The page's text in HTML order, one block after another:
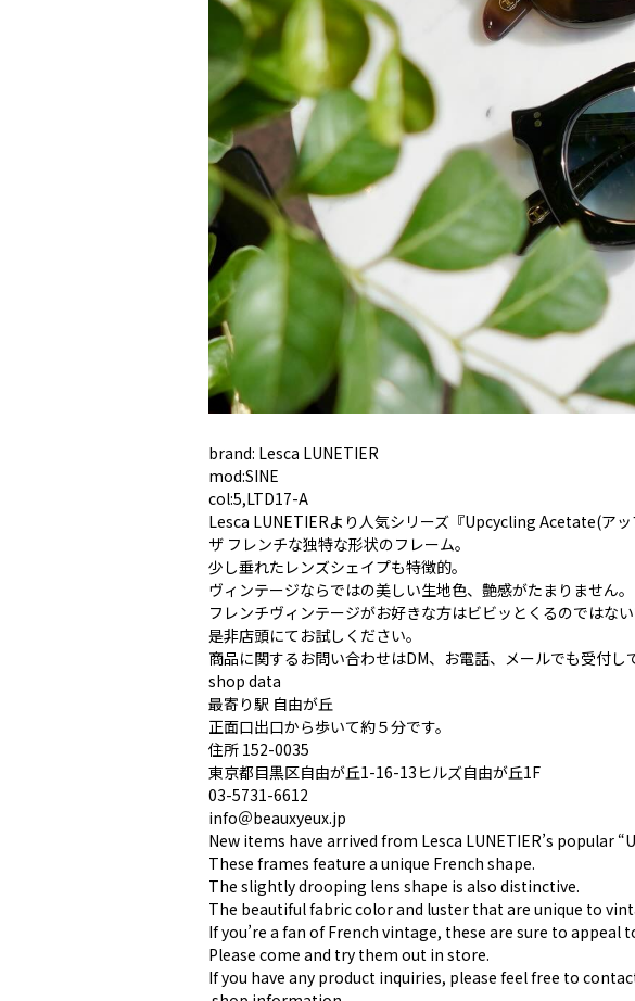
brand: Lesca LUNETIER
mod:SINE
col:5,LTD17-A
Lesca LUNETIERより人気シリーズ『Upcycling Acetate(ア
ザ フレンチな独特な形状のフレーム。
少し垂れたレンズシェイプも特徴的。
ヴィンテージならではの美しい生地色、艶感がたまりません。
フレンチヴィンテージがお好きな方はビビッとくるのではない
是非店頭にてお試しください。
商品に関するお問い合わせはDM、お電話、メールでも受付し
︎shop data︎
最寄り駅 自由が丘
正面口出口から歩いて約５分です。
住所 152-0035
東京都目黒区自由が丘1-16-13ヒルズ自由が丘1F
︎03-5731-6612
info＠beauxyeux.jp
New items have arrived from Lesca LUNETIER’s popular
These frames feature a unique French shape.
The slightly drooping lens shape is also distinctive.
The beautiful fabric color and luster that are unique to
If you’re a fan of French vintage, these are sure to appeal
Please come and try them out in store.
If you have any product inquiries, please feel free to